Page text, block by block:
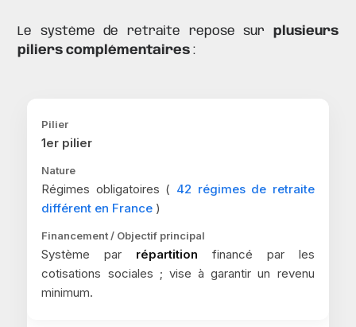
Le système de retraite repose sur plusieurs
piliers complémentaires :
1er pilier
Régimes obligatoires ( 42 régimes de retraite
différent en France )
Système par répartition financé par les
cotisations sociales ; vise à garantir un revenu
minimum.